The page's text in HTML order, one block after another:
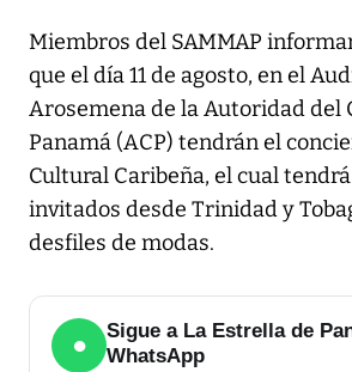
Miembros del SAMMAP
que el día 11 de agosto, en el
Arosemena de la Autoridad del
Panamá (ACP) tendrán el
Cultural Caribeña, el cual
invitados desde Trinidad y
desfiles de modas.
●
Sigue a La Estrella de
WhatsApp